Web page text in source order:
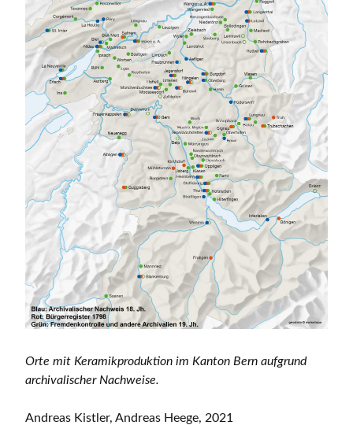
Orte mit Keramikproduktion im Kanton Bern aufgrund
archivalischer Nachweise.
Andreas Kistler, Andreas Heege, 2021